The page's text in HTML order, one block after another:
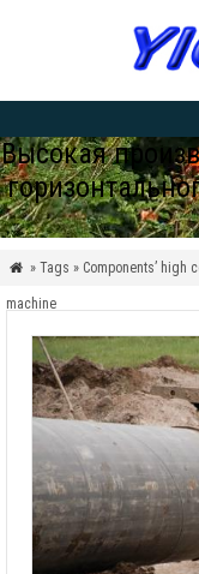
Высокая
 » Tags » Components’
machine